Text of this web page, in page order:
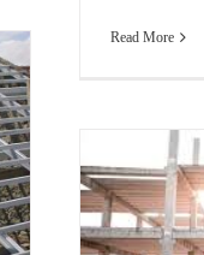
Read More